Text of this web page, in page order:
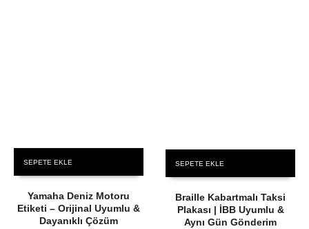
SEPETE EKLE
Yamaha Deniz Motoru
Etiketi – Orijinal Uyumlu &
Dayanıklı Çözüm
SEPETE EKLE
Braille Kabartmalı Taksi
Plakası | İBB Uyumlu &
Aynı Gün Gönderim